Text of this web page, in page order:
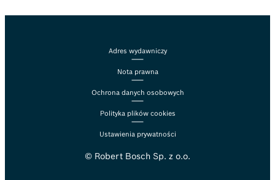
Adres wydawniczy
Nota prawna
Ochrona danych osobowych
Polityka plików cookies
Ustawienia prywatności
© Robert Bosch Sp. z o.o.